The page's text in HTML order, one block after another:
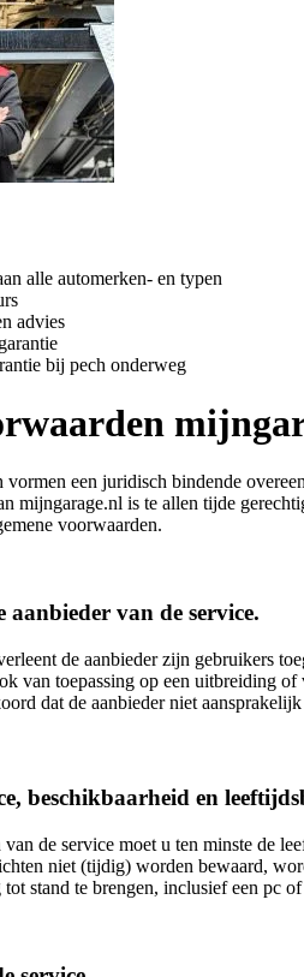
alle automerken- en typen
advies
bij pech onderweg
een juridisch bindende
mijngarage.nl is te allen tijde
voorwaarden.
van de service.
de aanbieder zijn gebruikers
van toepassing op een uitbreiding
dat de aanbieder niet
beschikbaarheid en
de service moet u ten minste de
niet (tijdig) worden bewaard,
stand te brengen, inclusief een pc